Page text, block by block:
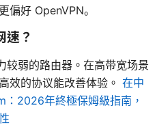
偏好 OpenVPN。
速？
较弱的路由器。在高带宽场景
效的协议能改善体验。 在中
2026年終極保姆級指南，